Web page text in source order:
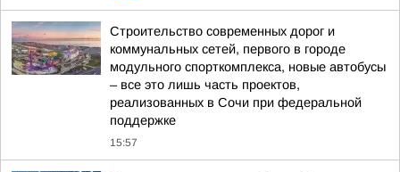
Строительство современных дорог и
коммунальных сетей, первого в городе
модульного спорткомплекса, новые автобусы
– все это лишь часть проектов,
реализованных в Сочи при федеральной
поддержке
15:57